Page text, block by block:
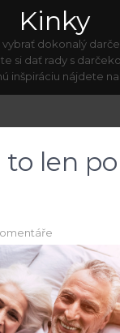
Kinky
dokonalý
si dať rady s
inšpiráciu nájdete na
to len